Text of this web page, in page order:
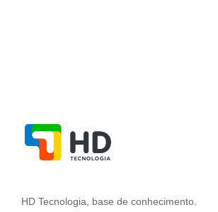
HD Tecnologia, base de conhecimento.